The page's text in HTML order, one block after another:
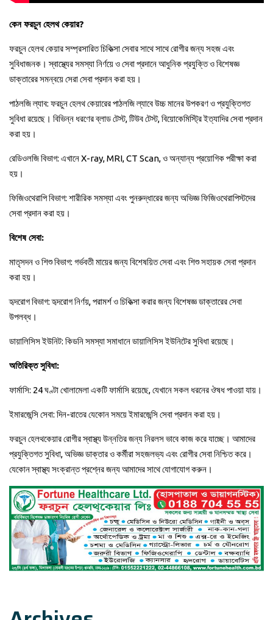
কেন ফরচুন হেলথ কেয়ার?
ফরচুন হেলথ কেয়ার সম্প্রসারিত চিকিত্সা সেবার সাথে সাথে রোগীর জন্য সহজ এবং
সুবিধাজনক। স্বাস্থ্যের সমস্যা নির্ণয়ে ও সেবা প্রদানে আধুনিক প্রযুক্তি ও বিশেষজ্ঞ
ডাক্তারের সমন্বয়ে সেরা সেবা প্রদান করা হয়।
পাঠলজি ল্যাব: ফরচুন হেলথ কেয়ারের পাঠলজি ল্যাবে উচ্চ মানের উপকরণ ও প্রযুক্তিগত
সুবিধা রয়েছে। বিভিন্ন ধরণের ব্লাড টেস্ট, টিউব টেস্ট, বিয়োকেমিস্ট্রি ইত্যাদির সেবা প্রদান
করা হয়।
রেডিওলজি বিভাগ: এখানে X-ray, MRI, CT Scan, ও অন্যান্য প্রয়োগিক পরীক্ষা করা
হয়।
ফিজিওথেরাপি বিভাগ: শারীরিক সমস্যা এবং পুনরুদ্ধারের জন্য অভিজ্ঞ ফিজিওথেরাপিস্টদের
সেবা প্রদান করা হয়।
বিশেষ সেবা:
মাতৃসদন ও শিশু বিভাগ: গর্ভবতী মায়ের জন্য বিশেষয়িত সেবা এবং শিশু সহায়ক সেবা প্রদান
করা হয়।
হৃদরোগ বিভাগ: হৃদরোগ নির্ণয়, পরামর্শ ও চিকিত্সা করার জন্য বিশেষজ্ঞ ডাক্তারের সেবা
উপলব্ধ।
ডায়ালিসিস ইউনিট: কিডনি সমস্যা সমাধানে ডায়ালিসিস ইউনিটের সুবিধা রয়েছে।
অতিরিক্ত সুবিধা:
ফার্মাসি: 24 ঘণ্টা খোলামেলা একটি ফার্মাসি রয়েছে, যেখানে সকল ধরনের ঔষধ পাওয়া যায়।
ইমারজেন্সি সেবা: দিন-রাতের যেকোন সময়ে ইমারজেন্সি সেবা প্রদান করা হয়।
ফরচুন হেলথকেয়ার রোগীর স্বাস্থ্য উন্নতির জন্য নিরলস ভাবে কাজ করে যাচ্ছে। আমাদের
প্রযুক্তিগত সুবিধা, অভিজ্ঞ ডাক্তার ও কর্মীরা সহজলভ্য এবং রোগীর সেবা নিশ্চিত করে।
যেকোন স্বাস্থ্য সংক্রান্ত প্রশ্নের জন্য আমাদের সাথে যোগাযোগ করুন।